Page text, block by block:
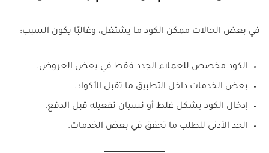
في بعض الحالات ممكن الكود ما يشتغل، وغالبًا يكون السبب:
الكود مخصص للعملاء الجدد فقط في بعض العروض.
بعض الخدمات داخل التطبيق ما تقبل الأكواد.
إدخال الكود بشكل غلط أو نسيان تفعيله قبل الدفع.
الحد الأدنى للطلب ما تحقق في بعض الخدمات.